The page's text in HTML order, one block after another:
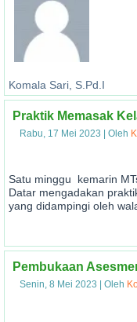
Komala Sari, S.Pd.I
Praktik Memasak
Rabu, 17 Mei 2023 Oleh
Satu minggu kemarin
Datar mengadakan
yang didampingi oleh
Pembukaan
Senin, 8 Mei 2023 Oleh